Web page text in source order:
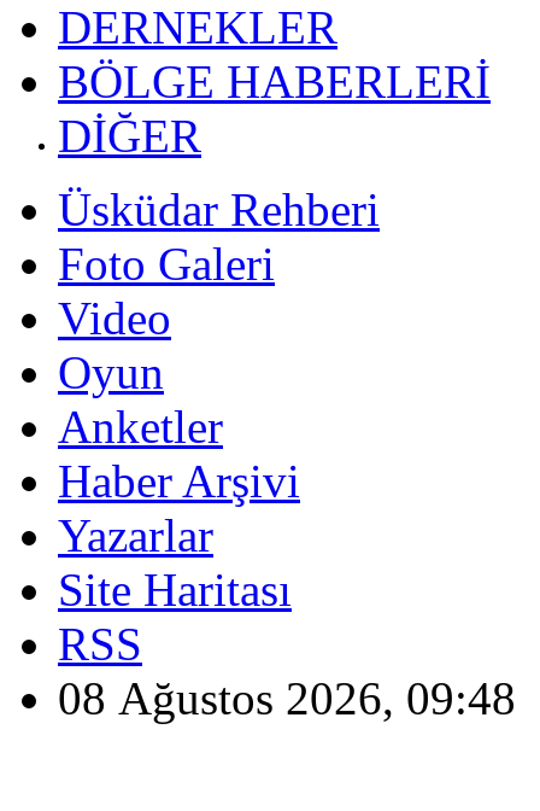
DERNEKLER
BÖLGE HABERLERİ
DİĞER
Üsküdar Rehberi
Foto Galeri
Video
Oyun
Anketler
Haber Arşivi
Yazarlar
Site Haritası
RSS
08 Ağustos 2026, 09:48